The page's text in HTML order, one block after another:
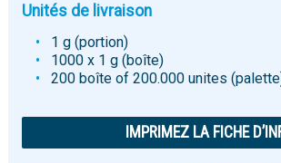
Unités de livraison
1 g (portion)
1000 x 1 g (boîte)
200 boîte of 200.000 unites
IMPRIMEZ LA FICHE